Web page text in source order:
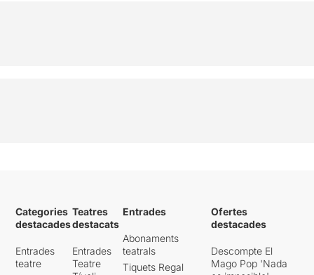
Categories
destacades
Entrades
teatre
Teatres
destacats
Entrades
Teatre
Entrades
Abonaments
teatrals
Tiquets Regal
Ofertes
destacades
Descompte El
Mago Pop 'Nada